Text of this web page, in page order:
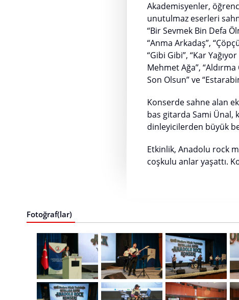
Akademisyenler,
unutulmaz eserleri
“Bir Sevmek Bin Defa
“Anma Arkadaş”,
“Gibi Gibi”, “Kar
Mehmet Ağa”, “Aldırma
Son Olsun” ve
Konserde sahne alan
bas gitarda Sami Ünal,
dinleyicilerden büyük
Etkinlik, Anadolu rock
coşkulu anlar yaşattı.
Fotoğraf(lar)